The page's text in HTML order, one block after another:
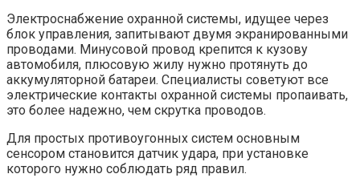
Электроснабжение охранной системы, идущее через
блок управления, запитывают двумя экранированными
проводами. Минусовой провод крепится к кузову
автомобиля, плюсовую жилу нужно протянуть до
аккумуляторной батареи. Специалисты советуют все
электрические контакты охранной системы пропаивать,
это более надежно, чем скрутка проводов.
Для простых противоугонных систем основным
сенсором становится датчик удара, при установке
которого нужно соблюдать ряд правил.